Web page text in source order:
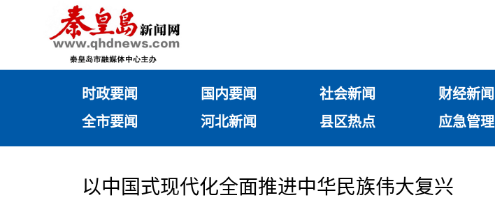
时政要闻 国内要闻 社会新闻 财经新闻
全市要闻
河北新闻 县区热点 应急管理
以中国式现代化全面推进中华民族伟大复兴